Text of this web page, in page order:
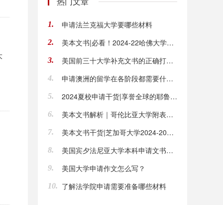
1. 申请法兰克福大学要哪些材料
2. 美本文书|必看！2024-22哈佛大学录取文书以及点评
3. 美国前三十大学补充文书的正确打开方式“Why”类文书大揭秘
4. 申请澳洲的留学在各阶段都需要什么材料
5. 2024夏校申请干货|享誉全球的耶鲁YYGS如何申请？
6. 美本文书解析｜哥伦比亚大学附表文书
7. 美本文书干货|芝加哥大学2024-2024最新文书出炉,依旧“烧脑”！
8. 美国宾夕法尼亚大学本科申请文书解析
9. 美国大学申请作文怎么写？
10. 了解法学院申请需要准备哪些材料